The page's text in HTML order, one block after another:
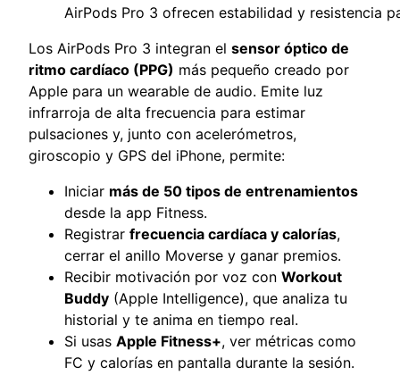
AirPods Pro 3 ofrecen estabilidad y resistencia
Los AirPods Pro 3 integran el sensor óptico de
ritmo cardíaco (PPG) más pequeño creado por
Apple para un wearable de audio. Emite luz
infrarroja de alta frecuencia para estimar
pulsaciones y, junto con acelerómetros,
giroscopio y GPS del iPhone, permite:
Iniciar más de 50 tipos de entrenamientos
desde la app Fitness.
Registrar frecuencia cardíaca y calorías,
cerrar el anillo Moverse y ganar premios.
Recibir motivación por voz con Workout
Buddy (Apple Intelligence), que analiza tu
historial y te anima en tiempo real.
Si usas Apple Fitness+, ver métricas como
FC y calorías en pantalla durante la sesión.